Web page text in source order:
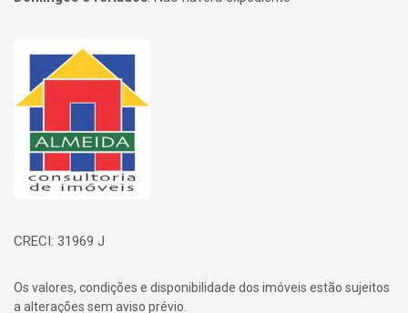
Página inicial
CRECI: 31969 J
Os valores, condições e disponibilidade dos imóveis estão sujeitos
a alterações sem aviso prévio.